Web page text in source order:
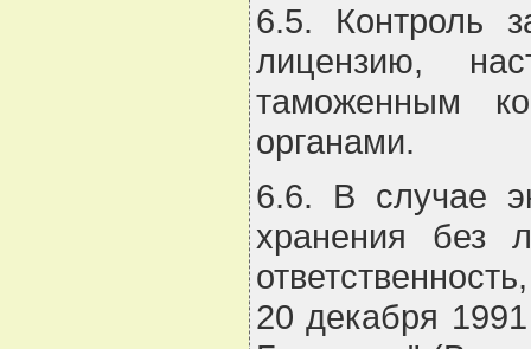
6.5. Контроль
лицензию,
таможенным
органами.
6.6. В случае
хранения без
20 декабря